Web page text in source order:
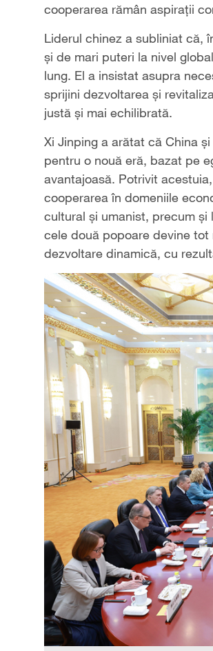
cooperarea rămân aspirații
Liderul chinez a subliniat că,
și de mari puteri la nivel
lung. El a insistat asupra
sprijini dezvoltarea și
justă și mai echilibrată.
Xi Jinping a arătat că China
pentru o nouă eră, bazat pe
avantajoasă. Potrivit
cooperarea în domeniile
cultural și umanist, precum
cele două popoare devine
dezvoltare dinamică, cu